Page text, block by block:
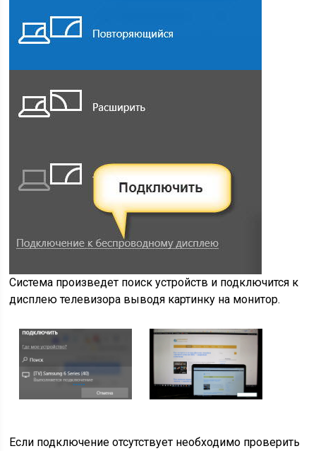
Система произведет поиск устройств и подключится к
дисплею телевизора выводя картинку на монитор.
Если подключение отсутствует необходимо проверить